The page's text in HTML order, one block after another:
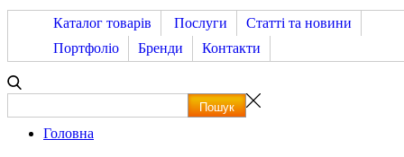
Каталог товарів Послуги
Статті та новини
Портфоліо
Бренди Контакти
Головна